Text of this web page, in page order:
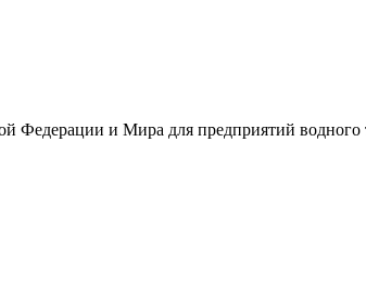
Федерации и Мира для предприятий